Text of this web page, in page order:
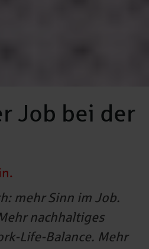
Job bei der
mehr Sinn im Job.
nachhaltiges
Life-Balance. Mehr